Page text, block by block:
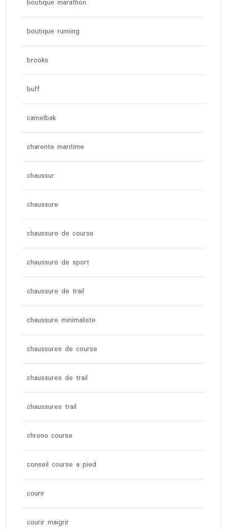
boutique marathon
boutique running
brooks
buff
camelbak
charente maritime
chaussur
chaussure
chaussure de course
chaussure de sport
chaussure de trail
chaussure minimaliste
chaussures de course
chaussures de trail
chaussures trail
chrono course
conseil course a pied
courir
courir maigrir